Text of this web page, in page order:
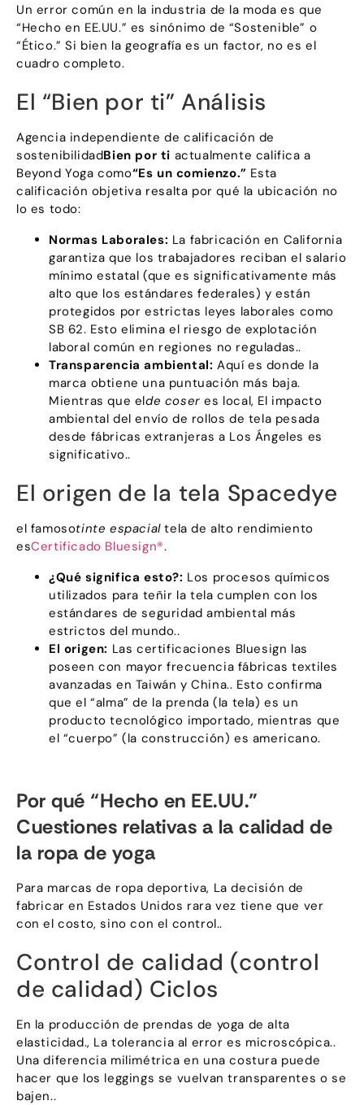
Un error común en la industria de la moda es que
“Hecho en EE.UU.” es sinónimo de “Sostenible” o
“Ético.” Si bien la geografía es un factor, no es el
cuadro completo.
El “Bien por ti” Análisis
Agencia independiente de calificación de
sostenibilidadBien por ti actualmente califica a
Beyond Yoga como“Es un comienzo.” Esta
calificación objetiva resalta por qué la ubicación no
lo es todo:
Normas Laborales: La fabricación en California
garantiza que los trabajadores reciban el salario
mínimo estatal (que es significativamente más
alto que los estándares federales) y están
protegidos por estrictas leyes laborales como
SB 62. Esto elimina el riesgo de explotación
laboral común en regiones no reguladas..
Transparencia ambiental: Aquí es donde la
marca obtiene una puntuación más baja.
Mientras que elde coser es local, El impacto
ambiental del envío de rollos de tela pesada
desde fábricas extranjeras a Los Ángeles es
significativo..
El origen de la tela Spacedye
el famosotinte espacialtela de alto rendimiento
esCertificado Bluesign®.
¿Qué significa esto?: Los procesos químicos
utilizados para teñir la tela cumplen con los
estándares de seguridad ambiental más
estrictos del mundo..
El origen: Las certificaciones Bluesign las
poseen con mayor frecuencia fábricas textiles
avanzadas en Taiwán y China.. Esto confirma
que el “alma” de la prenda (la tela) es un
producto tecnológico importado, mientras que
el “cuerpo” (la construcción) es americano.
Por qué “Hecho en EE.UU.”
Cuestiones relativas a la calidad de
la ropa de yoga
Para marcas de ropa deportiva, La decisión de
fabricar en Estados Unidos rara vez tiene que ver
con el costo, sino con el control..
Control de calidad (control
de calidad) Ciclos
En la producción de prendas de yoga de alta
elasticidad., La tolerancia al error es microscópica..
Una diferencia milimétrica en una costura puede
hacer que los leggings se vuelvan transparentes o se
bajen..